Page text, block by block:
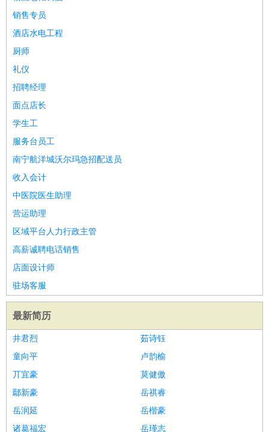
销售专员
酒店水电工程
厨师
礼仪
招聘经理
面点店长
学生工
服务台员工
南宁航洋城沃尔玛急招配送员
收入会计
中医院医生助理
营运助理
区域平台人力行政主管
高薪诚聘电话销售
店面设计师
驻场客服
最新简历
井君烈
茹诗钰
童向平
卢韵榆
丌宜豪
莫健傲
鄢新豪
岳祺睿
岳润延
岳楷豪
诸葛福宏
岳瑾志